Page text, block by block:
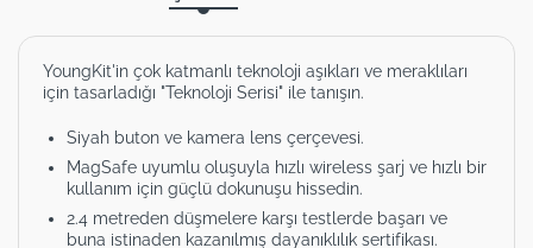
YoungKit'in çok katmanlı teknoloji aşıkları ve meraklıları
için tasarladığı "Teknoloji Serisi" ile tanışın.
Siyah buton ve kamera lens çerçevesi.
MagSafe uyumlu oluşuyla hızlı wireless şarj ve hızlı bir
kullanım için güçlü dokunuşu hissedin.
2.4 metreden düşmelere karşı testlerde başarı ve
buna istinaden kazanılmış dayanıklılık sertifikası.